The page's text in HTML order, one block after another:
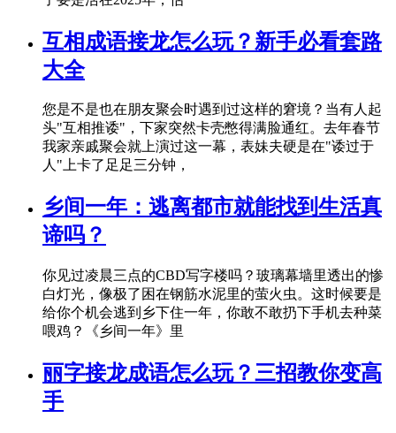
互相成语接龙怎么玩？新手必看套路
大全
您是不是也在朋友聚会时遇到过这样的窘境？当有人起
头"互相推诿"，下家突然卡壳憋得满脸通红。去年春节
我家亲戚聚会就上演过这一幕，表妹夫硬是在"诿过于
人"上卡了足足三分钟，
乡间一年：逃离都市就能找到生活真
谛吗？
你见过凌晨三点的CBD写字楼吗？玻璃幕墙里透出的惨
白灯光，像极了困在钢筋水泥里的萤火虫。这时候要是
给你个机会逃到乡下住一年，你敢不敢扔下手机去种菜
喂鸡？《乡间一年》里
丽字接龙成语怎么玩？三招教你变高
手